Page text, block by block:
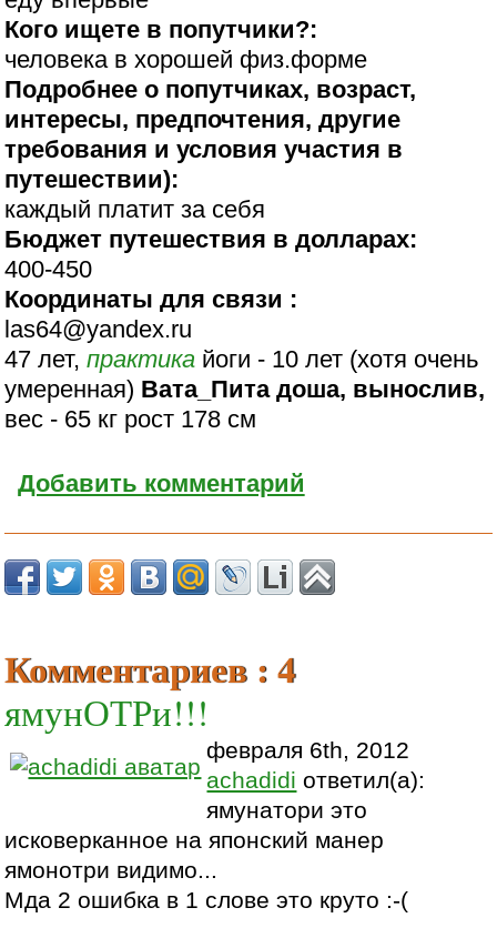
Кого ищете в попутчики?:
человека в хорошей физ.форме
Подробнее о попутчиках, возраст,
интересы, предпочтения, другие
требования и условия участия в
путешествии):
каждый платит за себя
Бюджет путешествия в долларах:
400-450
Координаты для связи :
las64@yandex.ru
47 лет,практика йоги - 10 лет (хотя очень
умеренная) Вата_Пита доша, вынослив,
вес - 65 кг рост 178 см
Добавить комментарий
Комментариев : 4
ямунОТРи!!!
февраля 6th, 2012
achadidi ответил(а):
ямунатори это
исковерканное на японский манер
ямонотри видимо...
Мда 2 ошибка в 1 слове это круто :-(